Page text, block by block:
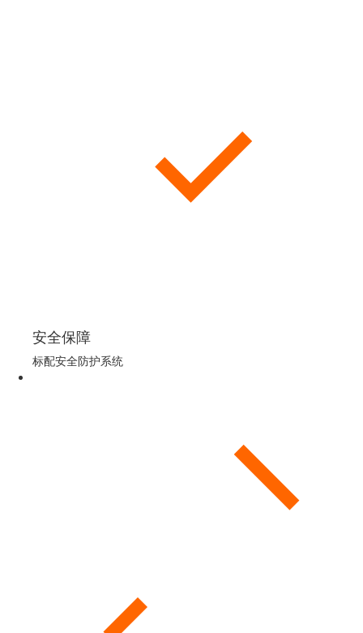
安全保障
标配安全防护系统